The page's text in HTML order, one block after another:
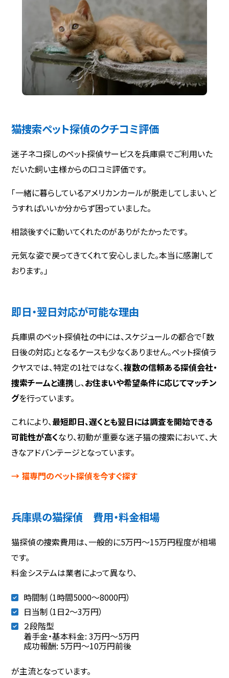
猫捜索ペット探偵のクチコミ評価
迷子ネコ探しのペット探偵サービスを兵庫県でご利用いた
だいた飼い主様からの口コミ評価です。
「一緒に暮らしているアメリカンカールが脱走してしまい、ど
うすればいいか分からず困っていました。
相談後すぐに動いてくれたのがありがたかったです。
元気な姿で戻ってきてくれて安心しました。本当に感謝して
おります。」
即日・翌日対応が可能な理由
兵庫県のペット探偵社の中には、スケジュールの都合で「数
日後の対応」となるケースも少なくありません。ペット探偵ラ
クヤスでは、特定の1社ではなく、複数の信頼ある探偵会社・
捜索チームと連携し、お住まいや希望条件に応じてマッチン
グを行っています。
これにより、最短即日、遅くとも翌日には調査を開始できる
可能性が高くなり、初動が重要な迷子猫の捜索において、大
きなアドバンテージとなっています。
→ 猫専門のペット探偵を今すぐ探す
兵庫県の猫探偵 費用・料金相場
猫探偵の捜索費用は、一般的に5万円〜15万円程度が相場
です。
料金システムは業者によって異なり、
時間制（1時間5000～8000円）
日当制（1日2〜3万円）
２段階型
着手金・基本料金: 3万円〜5万円
成功報酬: 5万円〜10万円前後
が主流となっています。